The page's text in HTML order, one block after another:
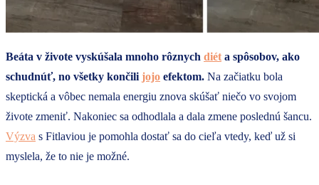
Beáta v živote vyskúšala mnoho rôznych diét a spôsobov, ako
schudnúť, no všetky končili jojo efektom. Na začiatku bola
skeptická a vôbec nemala energiu znova skúšať niečo vo svojom
živote zmeniť. Nakoniec sa odhodlala a dala zmene poslednú šancu.
Výzva s Fitlaviou je pomohla dostať sa do cieľa vtedy, keď už si
myslela, že to nie je možné.